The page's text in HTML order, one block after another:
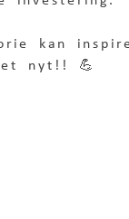
kan
nyt!! 💪